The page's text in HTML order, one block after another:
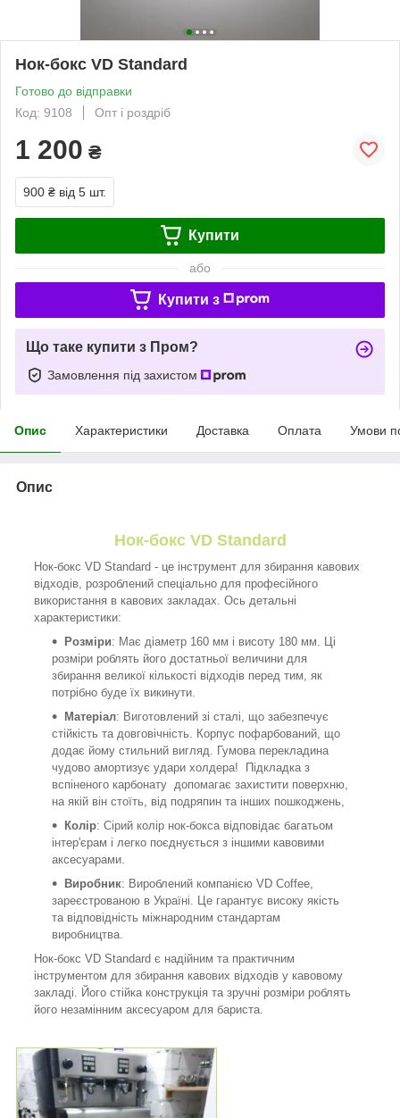
Нок-бокс VD Standard
Готово до відправки
Код: 9108
Опт і роздріб
1 200 ₴
900 ₴ від 5 шт.
Купити
або
Купити з
Що таке купити з Пром?
Замовлення під захистом
Опис Характеристики Доставка Оплата Умови
Опис
Нок-бокс VD Standard
Нок-бокс VD Standard - це інструмент для збирання кавових
відходів, розроблений спеціально для професійного
використання в кавових закладах. Ось детальні
характеристики:
Розміри: Має діаметр 160 мм і висоту 180 мм. Ці
розміри роблять його достатньої величини для
збирання великої кількості відходів перед тим, як
потрібно буде їх викинути.
Матеріал: Виготовлений зі сталі, що забезпечує
стійкість та довговічність. Корпус пофарбований, що
додає йому стильний вигляд. Гумова перекладина
чудово амортизує удари холдера! Підкладка з
вспіненого карбонату допомагає захистити поверхню,
на якій він стоїть, від подряпин та інших пошкоджень,
Колір: Сірий колір нок-бокса відповідає багатьом
інтер'єрам і легко поєднується з іншими кавовими
аксесуарами.
Виробник: Вироблений компанією VD Coffee,
зареєстрованою в Україні. Це гарантує високу якість
та відповідність міжнародним стандартам
виробництва.
Нок-бокс VD Standard є надійним та практичним
інструментом для збирання кавових відходів у кавовому
закладі. Його стійка конструкція та зручні розміри роблять
його незамінним аксесуаром для бариста.